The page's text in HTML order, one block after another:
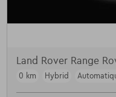
Land Rover Range
0 km
Hybrid